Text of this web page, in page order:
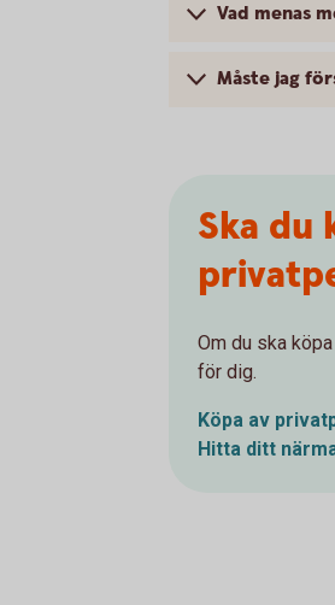
Vad menas
Måste jag
Ska du
Om du ska
för dig.
Köpa av
Hitta ditt